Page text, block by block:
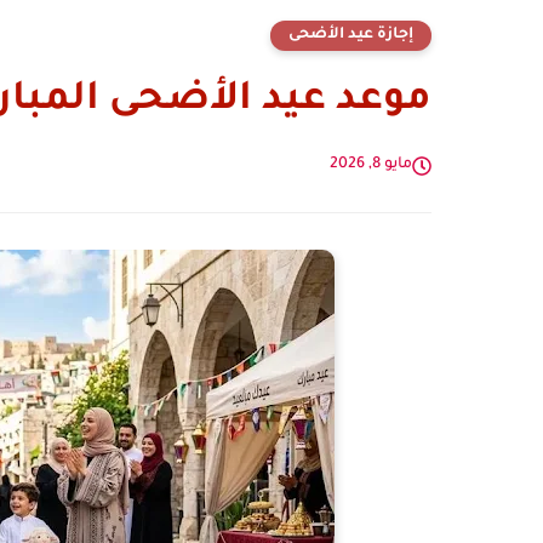
إجازة عيد الأضحى
موعد عيد الأضحى المبارك
مايو 8, 2026